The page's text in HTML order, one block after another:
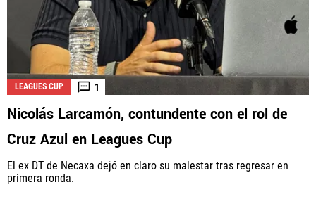
LEAGUES CUP 1
Nicolás Larcamón, contundente con el rol de
Cruz Azul en Leagues Cup
El ex DT de Necaxa dejó en claro su malestar tras regresar en
primera ronda.